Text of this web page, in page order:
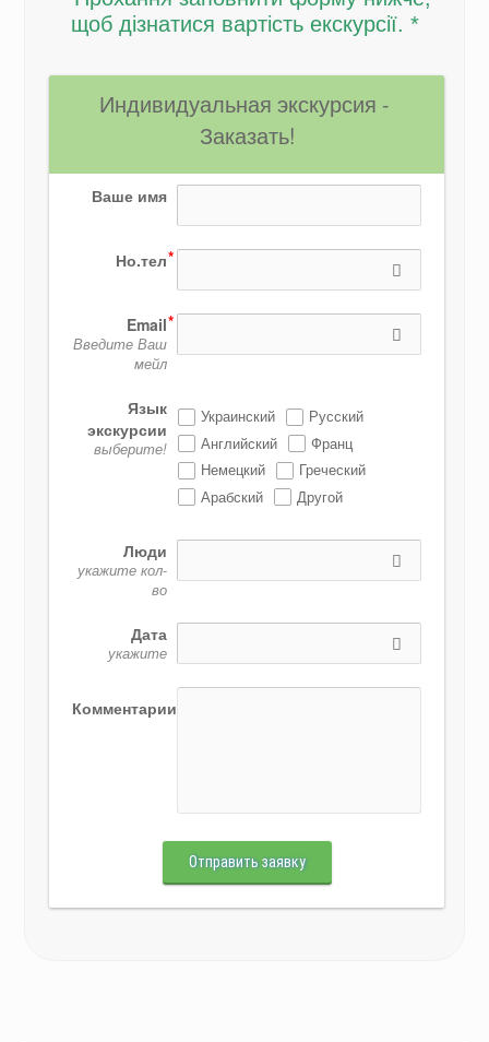
щоб дізнатися вартість екскурсії. *
Индивидуальная экскурсия -
Заказать!
Ваше имя
Но.тел
Email
Введите Ваш
мейл
Язык
экскурсии
выберите!
Украинский
Русский
Английский
Франц
Немецкий
Греческий
Арабский
Другой
Люди
укажите кол-
во
Дата
укажите
Комментарии
Отправить заявку